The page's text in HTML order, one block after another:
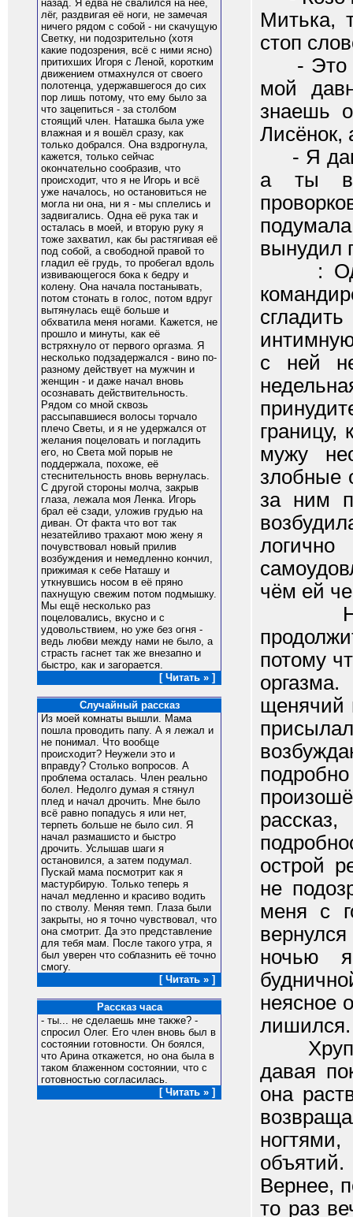
назад. Я едва не свалился на неё,
лёг, раздвигая её ноги, не замечая
ничего рядом с собой - ни скачущую
Светку, ни подозрительно (хотя
какие подозрения, всё с ними ясно)
притихших Игоря с Леной, коротким
движением отмахнулся от своего
полотенца, удержавшегося до сих
пор лишь потому, что ему было за
что зацепиться - за столбом
стоящий член. Наташка была уже
влажная и я вошёл сразу, как
только добрался. Она вздрогнула,
кажется, только сейчас
окончательно сообразив, что
происходит, что я не Игорь и всё
уже началось, но остановиться не
могла ни она, ни я - мы сплелись и
задвигались. Одна её рука так и
осталась в моей, и вторую руку я
тоже захватил, как бы растягивая её
под собой, а свободной правой то
гладил её грудь, то пробегал вдоль
извивающегося бока к бедру и
колену. Она начала постанывать,
потом стонать в голос, потом вдруг
вытянулась ещё больше и
обхватила меня ногами. Кажется, не
прошло и минуты, как её
встряхнуло от первого оргазма. Я
несколько подзадержался - вино по-
разному действует на мужчин и
женщин - и даже начал вновь
осознавать действительность.
Рядом со мной сквозь
рассыпавшиеся волосы торчало
плечо Светы, и я не удержался от
желания поцеловать и погладить
его, но Света мой порыв не
поддержала, похоже, её
стеснительность вновь вернулась.
С другой стороны молча, закрыв
глаза, лежала моя Ленка. Игорь
брал её сзади, уложив грудью на
диван. От факта что вот так
незатейливо трахают мою жену я
почувствовал новый прилив
возбуждения и немедленно кончил,
прижимая к себе Наташу и
уткнувшись носом в её пряно
пахнущую свежим потом подмышку.
Мы ещё несколько раз
поцеловались, вкусно и с
удовольствием, но уже без огня -
ведь любви между нами не было, а
страсть гаснет так же внезапно и
быстро, как и загорается.
[ Читать » ]
Случайный рассказ
Из моей комнаты вышли. Мама
пошла проводить папу. А я лежал и
не понимал. Что вообще
происходит? Неужели это и
вправду? Столько вопросов. А
проблема осталась. Член реально
болел. Недолго думая я стянул
плед и начал дрочить. Мне было
всё равно попадусь я или нет,
терпеть больше не было сил. Я
начал размашисто и быстро
дрочить. Услышав шаги я
остановился, а затем подумал.
Пускай мама посмотрит как я
мастурбирую. Только теперь я
начал медленно и красиво водить
по стволу. Меняя темп. Глаза были
закрыты, но я точно чувствовал, что
она смотрит. Да это представление
для тебя мам. После такого утра, я
был уверен что соблазнить её точно
смогу.
[ Читать » ]
Рассказ часа
- ты... не сделаешь мне также? -
спросил Олег. Его член вновь был в
состоянии готовности. Он боялся,
что Арина откажется, но она была в
таком блаженном состоянии, что с
готовностью согласилась.
[ Читать » ]
Митька,
стоп
- Это
мой
знаешь
Лисёнок,
- Я
а ты
вынудил
:
с ней
границу,
мужу
злобные
за ним
чём ей
На
потому
щенячий
острой
не
меня с
ночью
неясное
лишился.
давая
она
Вернее,
то раз